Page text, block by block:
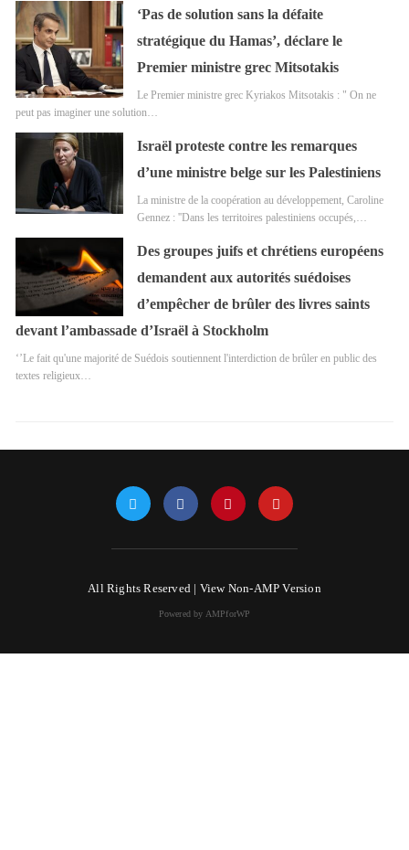
‘Pas de solution sans la défaite
stratégique du Hamas’, déclare le
Premier ministre grec Mitsotakis
Le Premier ministre grec Kyriakos Mitsotakis : " On ne
peut pas imaginer une solution…
Israël proteste contre les remarques
d’une ministre belge sur les Palestiniens
La ministre de la coopération au développement, Caroline
Gennez : ''Dans les territoires palestiniens occupés,…
Des groupes juifs et chrétiens européens
demandent aux autorités suédoises
d’empêcher de brûler des livres saints
devant l’ambassade d’Israël à Stockholm
‘’Le fait qu'une majorité de Suédois soutiennent l'interdiction de brûler en public des
textes religieux…
All Rights Reserved | View Non-AMP Version
Powered by AMPforWP